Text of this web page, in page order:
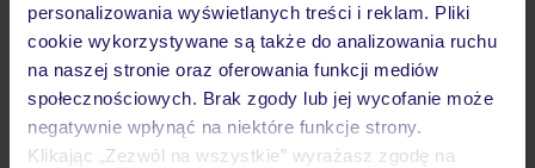
personalizowania wyświetlanych treści i reklam. Pliki
cookie wykorzystywane są także do analizowania ruchu
na naszej stronie oraz oferowania funkcji mediów
społecznościowych. Brak zgody lub jej wycofanie może
negatywnie wpłynąć na niektóre funkcje strony.
Klikając „Zezwól na wszystkie” wyrażasz zgodę na
Opinie
Pokoje